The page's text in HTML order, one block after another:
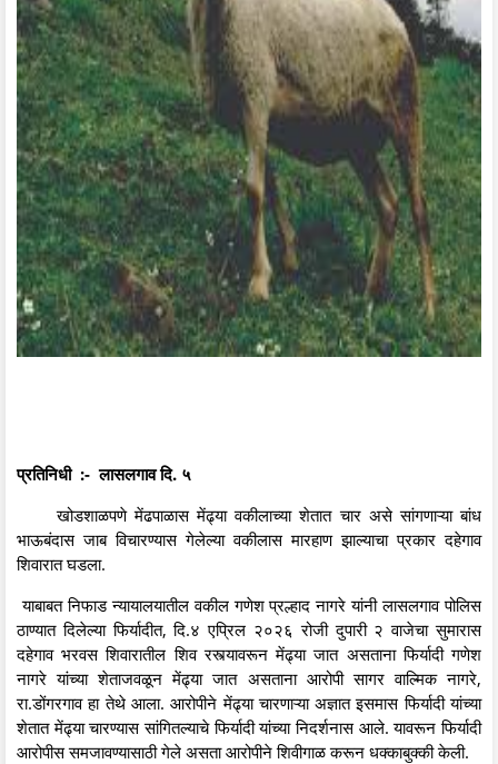
प्रतिनिधी :- लासलगाव दि. ५
खोडशाळपणे मेंढपाळास मेंढ्या वकीलाच्या शेतात चार असे सांगणाऱ्या बांध
भाऊबंदास जाब विचारण्यास गेलेल्या वकीलास मारहाण झाल्याचा प्रकार दहेगाव
शिवारात घडला.
याबाबत निफाड न्यायालयातील वकील गणेश प्रल्हाद नागरे यांनी लासलगाव पोलिस
ठाण्यात दिलेल्या फिर्यादीत, दि.४ एप्रिल २०२६ रोजी दुपारी २ वाजेचा सुमारास
दहेगाव भरवस शिवारातील शिव रस्त्यावरून मेंढ्या जात असताना फिर्यादी गणेश
नागरे यांच्या शेताजवळून मेंढ्या जात असताना आरोपी सागर वाल्मिक नागरे,
रा.डोंगरगाव हा तेथे आला. आरोपीने मेंढ्या चारणाऱ्या अज्ञात इसमास फिर्यादी यांच्या
शेतात मेंढ्या चारण्यास सांगितल्याचे फिर्यादी यांच्या निदर्शनास आले. यावरून फिर्यादी
आरोपीस समजावण्यासाठी गेले असता आरोपीने शिवीगाळ करून धक्काबुक्की केली.